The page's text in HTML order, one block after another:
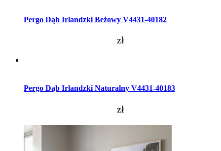
Pergo Dąb Irlandzki Beżowy V4431-40182
zł
Pergo Dąb Irlandzki Naturalny V4431-40183
zł